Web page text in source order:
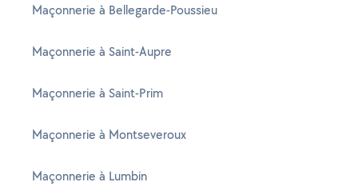
Maçonnerie à Bellegarde-Poussieu
Maçonnerie à Saint-Aupre
Maçonnerie à Saint-Prim
Maçonnerie à Montseveroux
Maçonnerie à Lumbin